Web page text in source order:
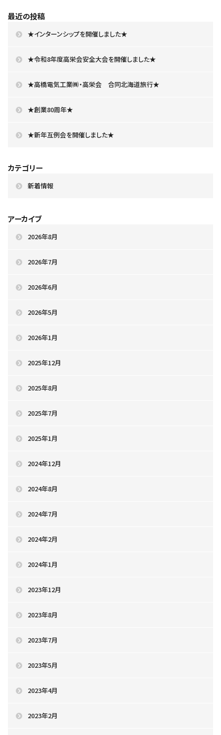
最近の投稿
★インターンシップを開催しました★
★令和8年度高栄会安全大会を開催しました★
★高橋電気工業㈱・高栄会 合同北海道旅行★
★創業80周年★
★新年互例会を開催しました★
カテゴリー
新着情報
アーカイブ
2026年8月
2026年7月
2026年6月
2026年5月
2026年1月
2025年12月
2025年8月
2025年7月
2025年1月
2024年12月
2024年8月
2024年7月
2024年2月
2024年1月
2023年12月
2023年8月
2023年7月
2023年5月
2023年4月
2023年2月